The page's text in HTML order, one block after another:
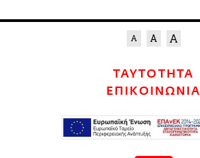
ΤΑΥΤΟΤΗΤΑ
ΕΠΙΚΟΙΝΩΝΙΑ